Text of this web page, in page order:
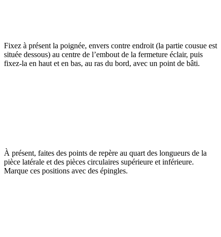
Fixez à présent la poignée, envers contre endroit (la partie cousue est
située dessous) au centre de l’embout de la fermeture éclair, puis
fixez-la en haut et en bas, au ras du bord, avec un point de bâti.
À présent, faites des points de repère au quart des longueurs de la
pièce latérale et des pièces circulaires supérieure et inférieure.
Marque ces positions avec des épingles.